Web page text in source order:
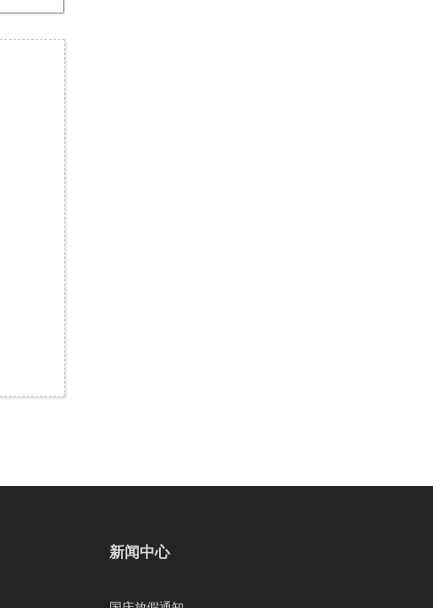
新闻中心